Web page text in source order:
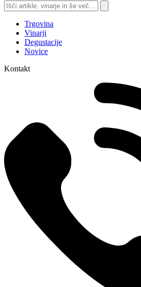
Trgovina
Vinarji
Degustacije
Novice
Kontakt